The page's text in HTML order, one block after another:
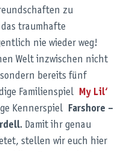
zu
traumhafte
nie wieder weg!
Welt inzwischen nicht
bereits fünf
Familienspiel
My Lil‘
Kennerspiel Farshore –
. Damit ihr genau
stellen wir euch hier